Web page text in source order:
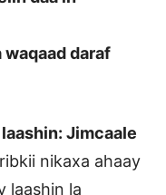
waqaad daraf
laashin: Jimcaale
nikaxa ahaay
laashin la